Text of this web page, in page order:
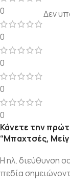
0
0
0
0
0
Δεν
Κάνετε την
“Μπαχτσές,
Η ηλ. διεύθυνση
πεδία